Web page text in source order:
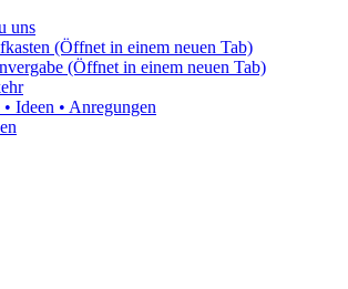
uns
(Öffnet in einem neuen Tab)
(Öffnet in einem neuen Tab)
Ideen • Anregungen